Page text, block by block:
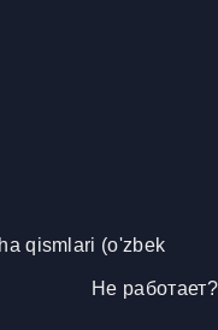
qismlari (o'zbek
Не работает?